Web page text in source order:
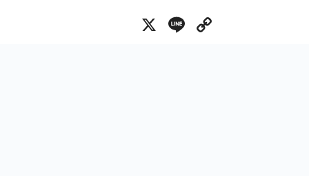
ね
X Line